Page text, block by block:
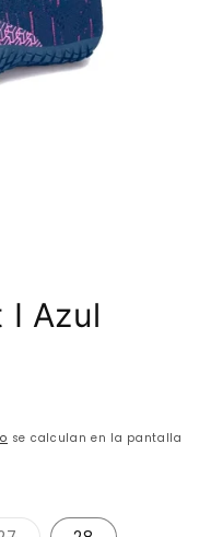
I Azul
se calculan en la pantalla